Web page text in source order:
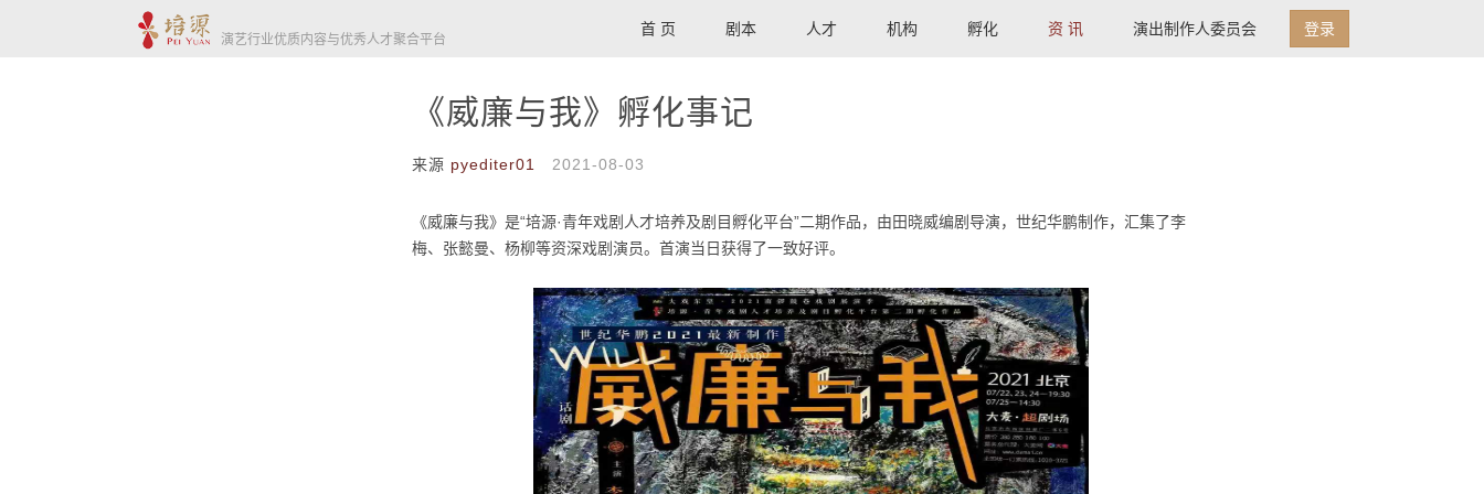
演艺行业优质内容与优秀人才聚合平台
首 页 剧本 人才 机构 孵化 资 讯 演出制作人委员会 登录
《威廉与我》孵化事记
来源 pyediter01 2021-08-03
《威廉与我》是“培源·青年戏剧人才培养及剧目孵化平台”二期作品，由田晓威编剧导演，世纪华鹏制作，汇集了李
梅、张懿曼、杨柳等资深戏剧演员。首演当日获得了一致好评。